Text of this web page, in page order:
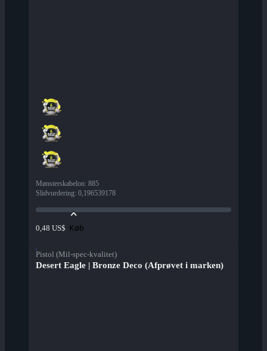
Mønsterskabelon: 885
Slidvurdering: 0,196539178
0,48 US$ Køb
Pistol (Mil-spec-kvalitet)
Desert Eagle | Bronze Deco (Afprøvet i marken)